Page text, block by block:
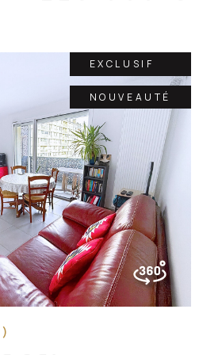
EXCLUSIF
NOUVEAUTÉ
LE BIEN